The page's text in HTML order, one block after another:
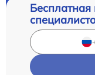
Бесплатная